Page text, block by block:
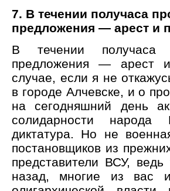
7. В течении получаса
предложения — арест и
В течении получаса
предложения — арест
случае, если я не
в городе Алчевске, и о
на сегодняшний день
солидарности
диктатура. Но не
постановщиков из
представители ВСУ,
назад, многие из вас